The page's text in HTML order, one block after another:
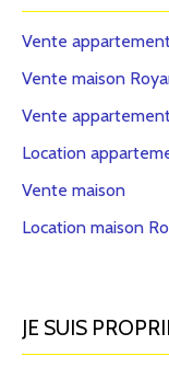
Vente
Vente maison
Vente
Location
Vente maison
Location maison
JE SUIS